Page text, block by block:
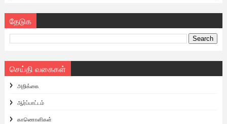
தேடுக
செய்தி வகைகள்
அறிக்கை
ஆர்ப்பாட்டம்
காணொளிகள்